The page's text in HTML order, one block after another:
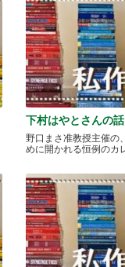
下村はやとさんの話
野口まさ准教授主催の
めに開かれる恒例のカ